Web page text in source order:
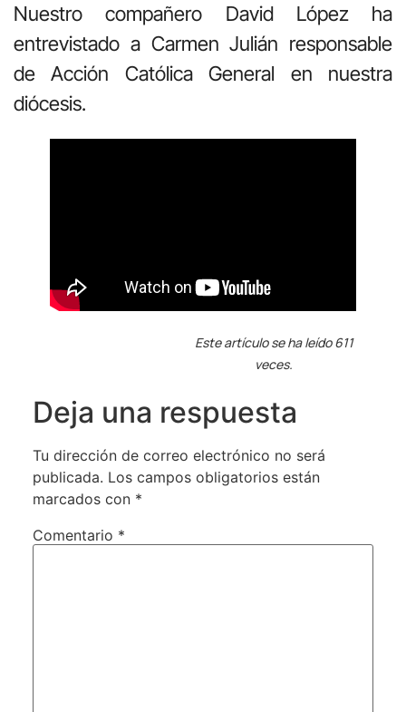
Nuestro compañero David López ha
entrevistado a Carmen Julián responsable
de Acción Católica General en nuestra
diócesis.
Este artículo se ha leído 611
veces.
Deja una respuesta
Tu dirección de correo electrónico no será
publicada. Los campos obligatorios están
marcados con *
Comentario *